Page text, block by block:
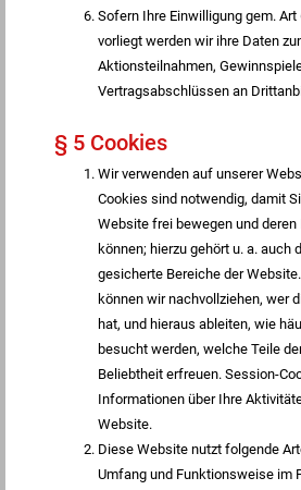
Sofern Ihre Einwilligung gem. Art
vorliegt werden wir ihre Daten
Aktionsteilnahmen,
Vertragsabschlüssen an
§ 5 Cookies
Wir verwenden auf unserer
Cookies sind notwendig, damit
Website frei bewegen und deren
können; hierzu gehört u. a. auch
gesicherte Bereiche der
können wir nachvollziehen, wer
hat, und hieraus ableiten, wie
besucht werden, welche Teile
Beliebtheit erfreuen. Session-
Informationen über Ihre
Website.
Diese Website nutzt folgende
Umfang und Funktionsweise im